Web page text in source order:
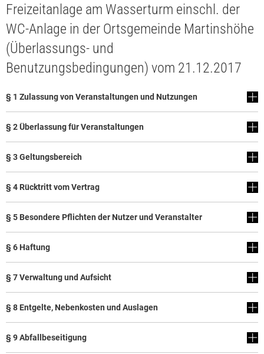
Rat & Politik
Sicherheit & Ordnung
Standesamt
Hinweisgeberschutzgesetz
Arbeitskreis Digitales
Freizeitanlage am Wasserturm einschl. der
WC-Anlage in der Ortsgemeinde Martinshöhe
(Überlassungs- und
Benutzungsbedingungen) vom 21.12.2017
§ 1 Zulassung von Veranstaltungen und Nutzungen
§ 2 Überlassung für Veranstaltungen
§ 3 Geltungsbereich
§ 4 Rücktritt vom Vertrag
§ 5 Besondere Pflichten der Nutzer und Veranstalter
§ 6 Haftung
§ 7 Verwaltung und Aufsicht
§ 8 Entgelte, Nebenkosten und Auslagen
§ 9 Abfallbeseitigung